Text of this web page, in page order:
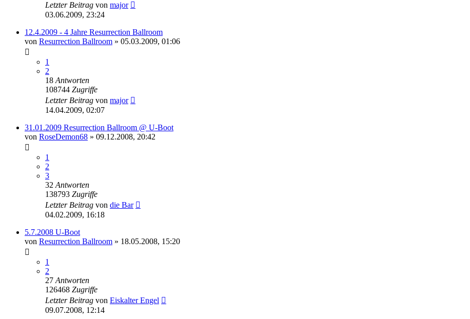
Letzter Beitrag von major
03.06.2009, 23:24
12.4.2009 - 4 Jahre Resurrection Ballroom
von Resurrection Ballroom » 05.03.2009, 01:06
1
2
18Antworten
108744 Zugriffe
Letzter Beitrag von major
14.04.2009, 02:07
31.01.2009 Resurrection Ballroom @ U-Boot
von RoseDemon68 » 09.12.2008, 20:42
1
2
3
32Antworten
138793 Zugriffe
Letzter Beitrag von die Bar
04.02.2009, 16:18
5.7.2008 U-Boot
von Resurrection Ballroom » 18.05.2008, 15:20
1
2
27Antworten
126468 Zugriffe
Letzter Beitrag von Eiskalter Engel
09.07.2008, 12:14